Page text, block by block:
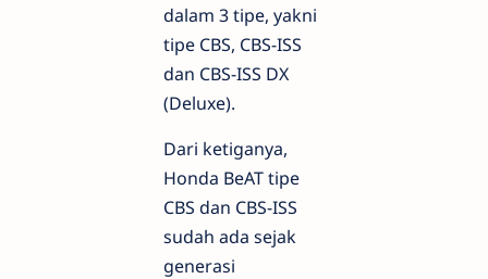
dalam 3 tipe, yakni
tipe CBS, CBS-ISS
dan CBS-ISS DX
(Deluxe).
Dari ketiganya,
Honda BeAT tipe
CBS dan CBS-ISS
sudah ada sejak
generasi